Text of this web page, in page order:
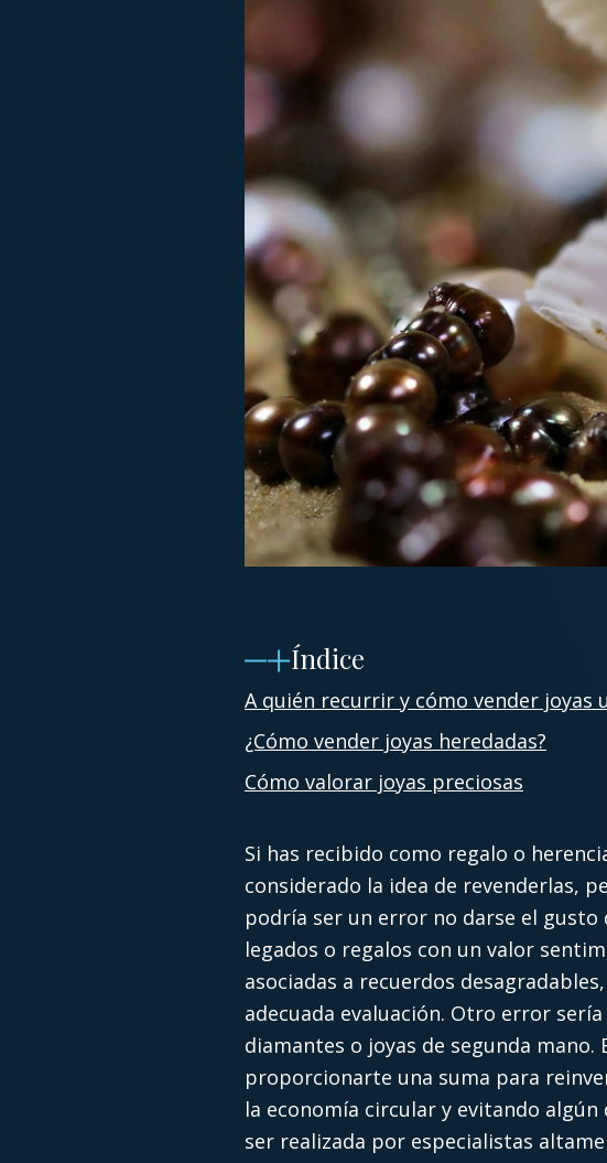
Índice
A quién recurrir y cómo vender joyas
¿Cómo vender joyas heredadas?
Cómo valorar joyas preciosas
Si has recibido como regalo o
considerado la idea de revenderlas,
podría ser un error no darse el
legados o regalos con un valor
asociadas a recuerdos
adecuada evaluación. Otro error
diamantes o joyas de segunda
proporcionarte una suma para
la economía circular y evitando algún
ser realizada por especialistas